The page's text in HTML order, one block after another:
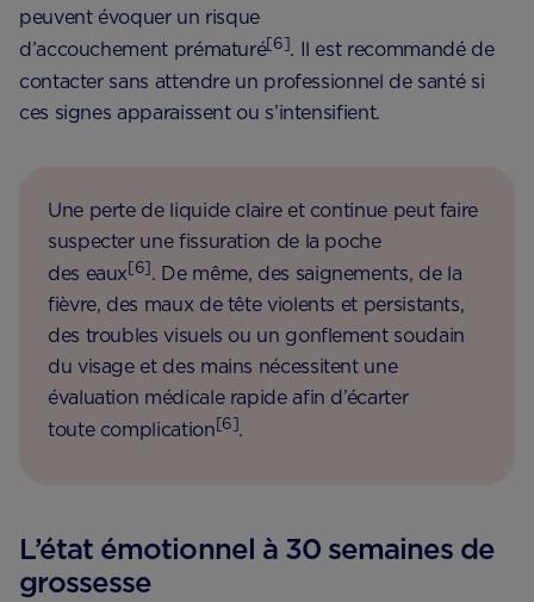
peuvent évoquer un risque
d’accouchement prématuré[6]. Il est recommandé de
contacter sans attendre un professionnel de santé si
ces signes apparaissent ou s’intensifient.
Une perte de liquide claire et continue peut faire
suspecter une fissuration de la poche
des eaux[6]. De même, des saignements, de la
fièvre, des maux de tête violents et persistants,
des troubles visuels ou un gonflement soudain
du visage et des mains nécessitent une
évaluation médicale rapide afin d’écarter
toute complication[6].
L’état émotionnel à 30 semaines de
grossesse